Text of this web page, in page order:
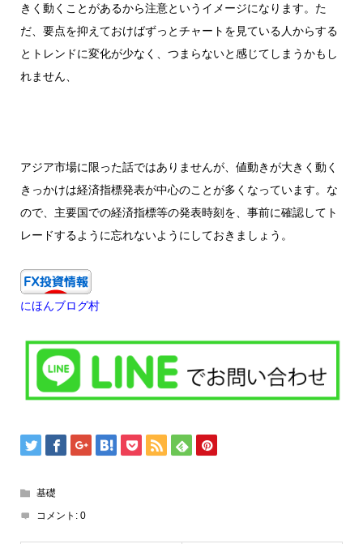
きく動くことがあるから注意というイメージになります。た
だ、要点を抑えておけばずっとチャートを見ている人からする
とトレンドに変化が少なく、つまらないと感じてしまうかもし
れません、
アジア市場に限った話ではありませんが、値動きが大きく動く
きっかけは経済指標発表が中心のことが多くなっています。な
ので、主要国での経済指標等の発表時刻を、事前に確認してト
レードするように忘れないようにしておきましょう。
にほんブログ村
基礎
コメント: 0